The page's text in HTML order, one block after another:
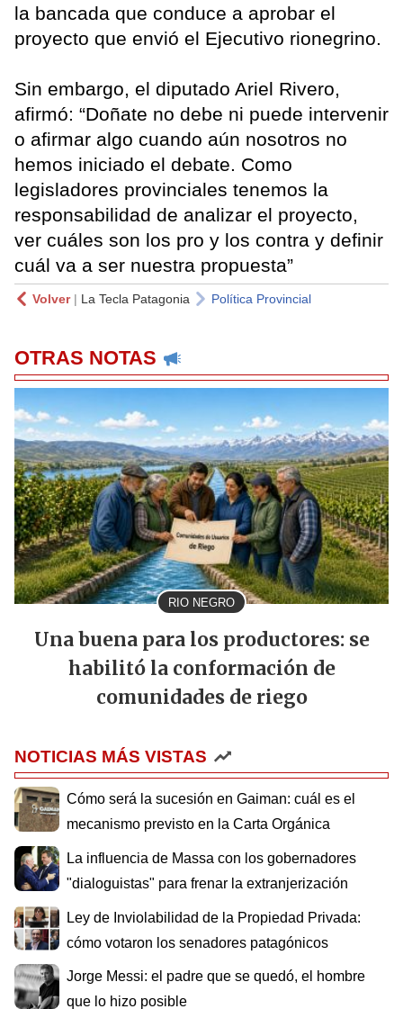
la bancada que conduce a aprobar el
proyecto que envió el Ejecutivo rionegrino.
Sin embargo, el diputado Ariel Rivero,
afirmó: “Doñate no debe ni puede intervenir
o afirmar algo cuando aún nosotros no
hemos iniciado el debate. Como
legisladores provinciales tenemos la
responsabilidad de analizar el proyecto,
ver cuáles son los pro y los contra y definir
cuál va a ser nuestra propuesta”
Volver| La Tecla Patagonia Política Provincial
OTRAS NOTAS
RIO NEGRO
Una buena para los productores: se
habilitó la conformación de
comunidades de riego
NOTICIAS MÁS VISTAS
Cómo será la sucesión en Gaiman: cuál es el
mecanismo previsto en la Carta Orgánica
La influencia de Massa con los gobernadores
"dialoguistas" para frenar la extranjerización
Ley de Inviolabilidad de la Propiedad Privada:
cómo votaron los senadores patagónicos
Jorge Messi: el padre que se quedó, el hombre
que lo hizo posible